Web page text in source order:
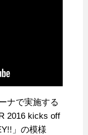
ナで実施する
2016 kicks off
」の模様